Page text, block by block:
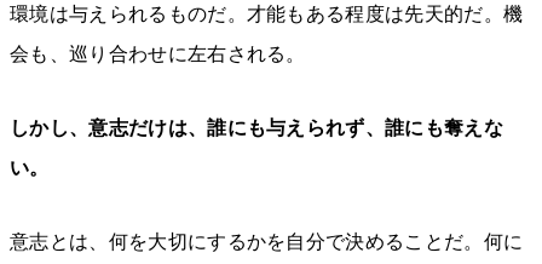
環境は与えられるものだ。才能もある程度は先天的だ。機
会も、巡り合わせに左右される。
しかし、意志だけは、誰にも与えられず、誰にも奪えな
い。
意志とは、何を大切にするかを自分で決めることだ。何に